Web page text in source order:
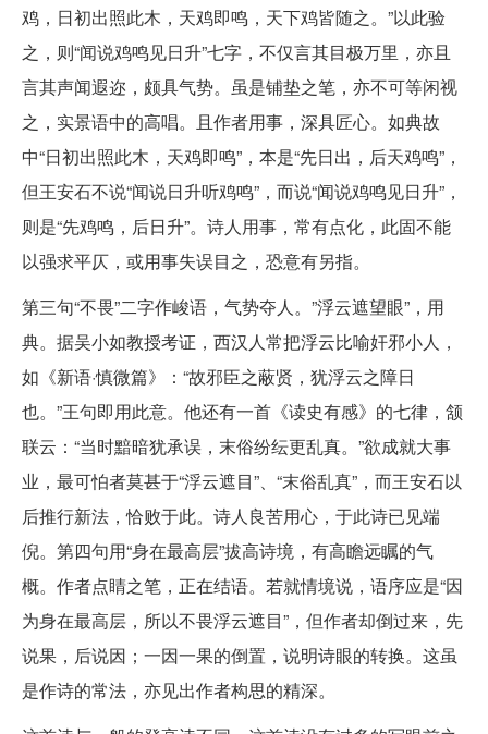
鸡，日初出照此木，天鸡即鸣，天下鸡皆随之。”以此验
之，则“闻说鸡鸣见日升”七字，不仅言其目极万里，亦且
言其声闻遐迩，颇具气势。虽是铺垫之笔，亦不可等闲视
之，实景语中的高唱。且作者用事，深具匠心。如典故
中“日初出照此木，天鸡即鸣”，本是“先日出，后天鸡鸣”，
但王安石不说“闻说日升听鸡鸣”，而说“闻说鸡鸣见日升”，
则是“先鸡鸣，后日升”。诗人用事，常有点化，此固不能
以强求平仄，或用事失误目之，恐意有另指。
第三句“不畏”二字作峻语，气势夺人。”浮云遮望眼”，用
典。据吴小如教授考证，西汉人常把浮云比喻奸邪小人，
如《新语·慎微篇》：“故邪臣之蔽贤，犹浮云之障日
也。”王句即用此意。他还有一首《读史有感》的七律，颔
联云：“当时黯暗犹承误，末俗纷纭更乱真。”欲成就大事
业，最可怕者莫甚于“浮云遮目”、“末俗乱真”，而王安石以
后推行新法，恰败于此。诗人良苦用心，于此诗已见端
倪。第四句用“身在最高层”拔高诗境，有高瞻远瞩的气
概。作者点睛之笔，正在结语。若就情境说，语序应是“因
为身在最高层，所以不畏浮云遮目”，但作者却倒过来，先
说果，后说因；一因一果的倒置，说明诗眼的转换。这虽
是作诗的常法，亦见出作者构思的精深。